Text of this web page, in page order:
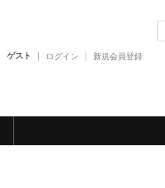
ゲスト ログイン 新規会員登録